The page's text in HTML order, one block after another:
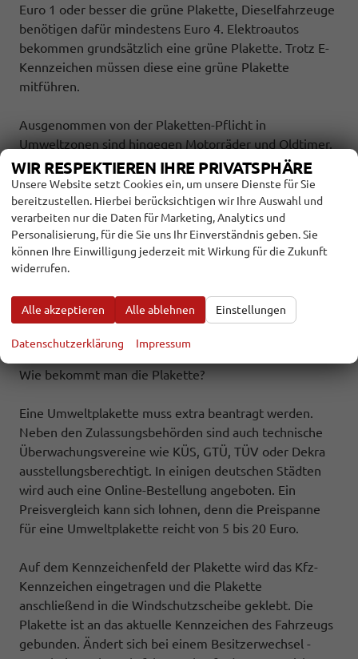
Euro 1 oder besser die grüne Plakette, Dieselfahrzeuge
benötigen dafür mindestens Euro 4. Elektroautos
bekommen grundsätzlich eine grüne Plakette. Trotz E-
Kennzeichen müssen diese eine grüne Plakette
mitführen.
Ausgenommen von der Plaketten-Pflicht in
Umweltzonen sind hingegen Motorräder und Oldtimer.
Letztere dokumentieren mit ihrem H-Kennzeichen, dass
sie von Plakettenpflicht befreit sind.
Gibt es eine Blaue Plakette?
Bislang beschränkt sich das Farbspektrum auf die
einiger Zeit häufiger diskutierte blaue Plakette wurde
bislang noch nicht eingeführt. Ob und wann diese
kommen, ist noch ungewiss.
Wie bekommt man die Plakette?
Eine Umweltplakette muss extra beantragt werden.
Neben den Zulassungsbehörden sind auch technische
Überwachungsvereine wie KÜS, GTÜ, TÜV oder Dekra
ausstellungsberechtigt. In einigen deutschen Städten
wird auch eine Online-Bestellung angeboten. Ein
Preisvergleich kann sich lohnen, denn die Preispanne
für eine Umweltplakette reicht von 5 bis 20 Euro.
Auf dem Kennzeichenfeld der Plakette wird das Kfz-
Kennzeichen eingetragen und die Plakette
anschließend in die Windschutzscheibe geklebt. Die
Plakette ist an das aktuelle Kennzeichen des Fahrzeugs
gebunden. Ändert sich bei einem Besitzerwechsel -
WIR RESPEKTIEREN IHRE PRIVATSPHÄRE
Unsere Website setzt Cookies ein, um unsere Dienste für Sie
bereitzustellen. Hierbei berücksichtigen wir Ihre Auswahl und
verarbeiten nur die Daten für Marketing, Analytics und
Personalisierung, für die Sie uns Ihr Einverständnis geben. Sie
können Ihre Einwilligung jederzeit mit Wirkung für die Zukunft
widerrufen.
Alle akzeptieren Alle ablehnen Einstellungen
Datenschutzerklärung Impressum